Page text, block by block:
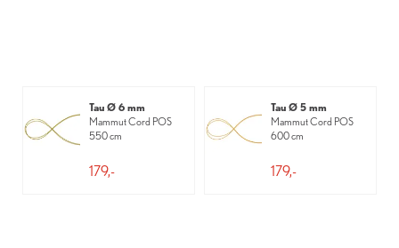
Tau Ø 6 mm
Mammut Cord POS
550 cm
179,-
Tau Ø 5 mm
Mammut Cord POS
600 cm
179,-